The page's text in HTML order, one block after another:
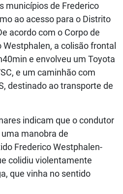
municípios de Frederico
ao acesso para o Distrito
acordo com o Corpo de
a colisão frontal
e envolveu um Toyota
e um caminhão com
destinado ao transporte de
indicam que o condutor
manobra de
Frederico Westphalen-
colidiu violentamente
que vinha no sentido